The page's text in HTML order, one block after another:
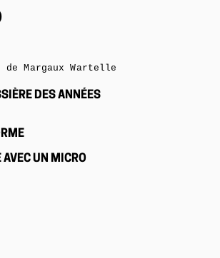
Margaux Wartelle
DES ANNÉES
AVEC UN MICRO